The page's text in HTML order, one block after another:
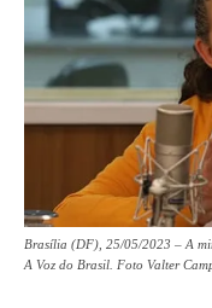
Brasília (DF), 25/05/2023 – A
A Voz do Brasil. Foto Valter